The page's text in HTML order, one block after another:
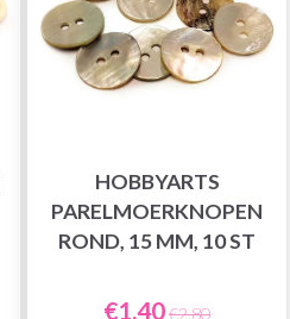
HOBBYARTS
PARELMOERKNOPEN
ROND, 15 MM, 10 ST
€1,40€2,80